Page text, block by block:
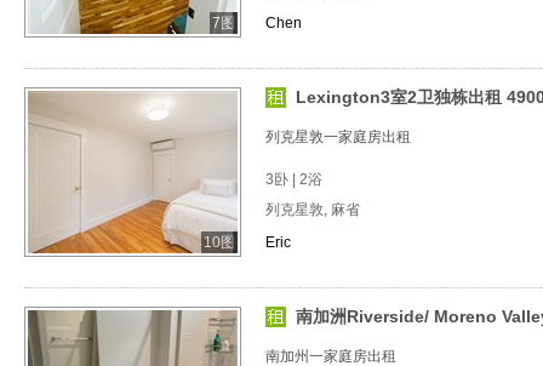
7图
Chen
10图
Lexington3室2卫独栋出租
列克星敦一家庭房出租
3卧 | 2浴
列克星敦, 麻省
Eric
南加洲Riverside/ Moreno
南加州一家庭房出租